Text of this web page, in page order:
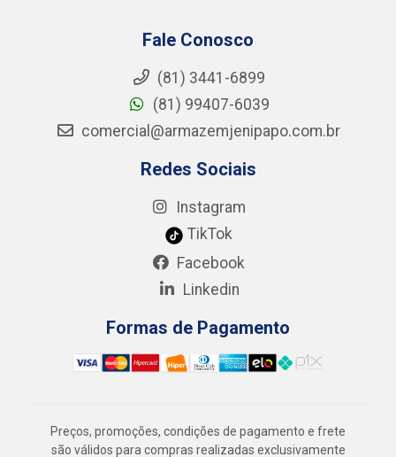
Fale Conosco
(81) 3441-6899
(81) 99407-6039
comercial@armazemjenipapo.com.br
Redes Sociais
Instagram
TikTok
Facebook
Linkedin
Formas de Pagamento
Preços, promoções, condições de pagamento e frete
são válidos para compras realizadas exclusivamente